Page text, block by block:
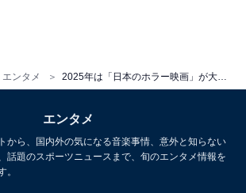
エンタメ 2025年は「日本のホラー映画」が大豊作！ “怖いだけではない12作品”を全力紹介してみた
エンタメ
から、国内外の気になる音楽事情、意外と知らない
話題のスポーツニュースまで、旬のエンタメ情報を
。